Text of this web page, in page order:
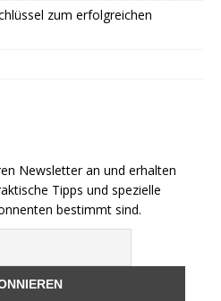
zum erfolgreichen
Newsletter an und erhalten
Tipps und spezielle
bestimmt sind.